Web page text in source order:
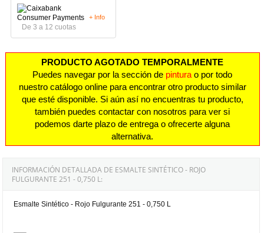
De 3 a 12 cuotas
+ Info
PRODUCTO AGOTADO TEMPORALMENTE
Puedes navegar por la sección de pintura o por todo
nuestro catálogo online para encontrar otro producto similar
que esté disponible. Si aún así no encuentras tu producto,
también puedes contactar con nosotros para ver si
podemos darte plazo de entrega o ofrecerte alguna
alternativa.
INFORMACIÓN DETALLADA DE ESMALTE SINTÉTICO - ROJO
FULGURANTE 251 - 0,750 L:
Esmalte Sintético - Rojo Fulgurante 251 - 0,750 L